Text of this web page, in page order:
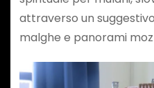
attraverso un
malghe e panorami